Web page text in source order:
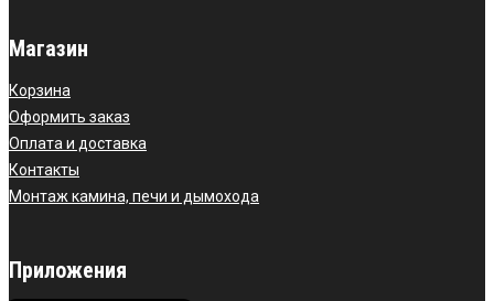
Магазин
Корзина
Оформить заказ
Оплата и доставка
Контакты
Монтаж камина, печи и дымохода
Приложения